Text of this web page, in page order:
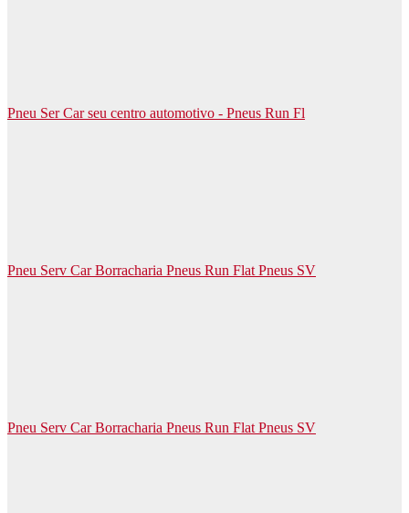
Pneu Ser Car seu centro automotivo - Pneus Run Fl
Pneu Serv Car Borracharia Pneus Run Flat Pneus SV
Pneu Serv Car Borracharia Pneus Run Flat Pneus SV